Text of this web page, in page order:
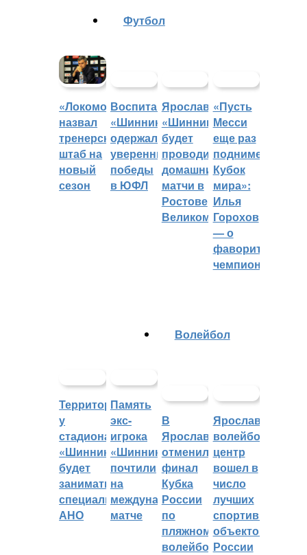
«Локомотив»
назвал
тренерский
штаб на
новый
сезон
Футбол
Воспитанники
«Шинника»
одержали
уверенные
победы
в ЮФЛ
Ярославский
«Шинник»
будет
проводить
домашние
матчи в
Ростове
Великом
«Пусть
Месси
еще раз
поднимет
Кубок
мира»:
Илья
Горохов
— о
фаворитах
чемпионата
Территорией
у
стадиона
«Шинник»
будет
заниматься
специальное
АНО
Память
экс-
игрока
«Шинника»
почтили
на
международном
матче
Волейбол
В
Ярославле
отменили
финал
Кубка
России
по
пляжному
волейболу
Ярославский
волейбольный
центр
вошел в
число
лучших
спортивных
объектов
России